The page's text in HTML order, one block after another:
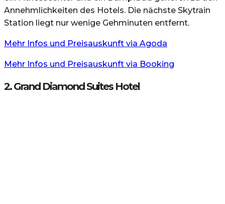
Annehmlichkeiten des Hotels. Die nächste Skytrain
Station liegt nur wenige Gehminuten entfernt.
Mehr Infos und Preisauskunft via Agoda
Mehr Infos und Preisauskunft via Booking
2. Grand Diamond Suites Hotel